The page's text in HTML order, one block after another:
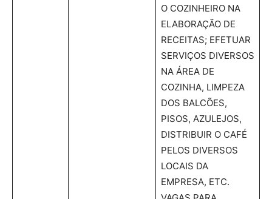
O COZINHEIRO NA
ELABORAÇÃO DE
RECEITAS; EFETUAR
SERVIÇOS DIVERSOS
NA ÁREA DE
COZINHA, LIMPEZA
DOS BALCÕES,
PISOS, AZULEJOS,
DISTRIBUIR O CAFÉ
PELOS DIVERSOS
LOCAIS DA
EMPRESA, ETC.